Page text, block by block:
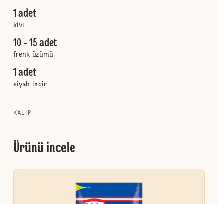
1 adet
kivi
10 - 15 adet
frenk üzümü
1 adet
siyah incir
KALIP
Ürünü incele